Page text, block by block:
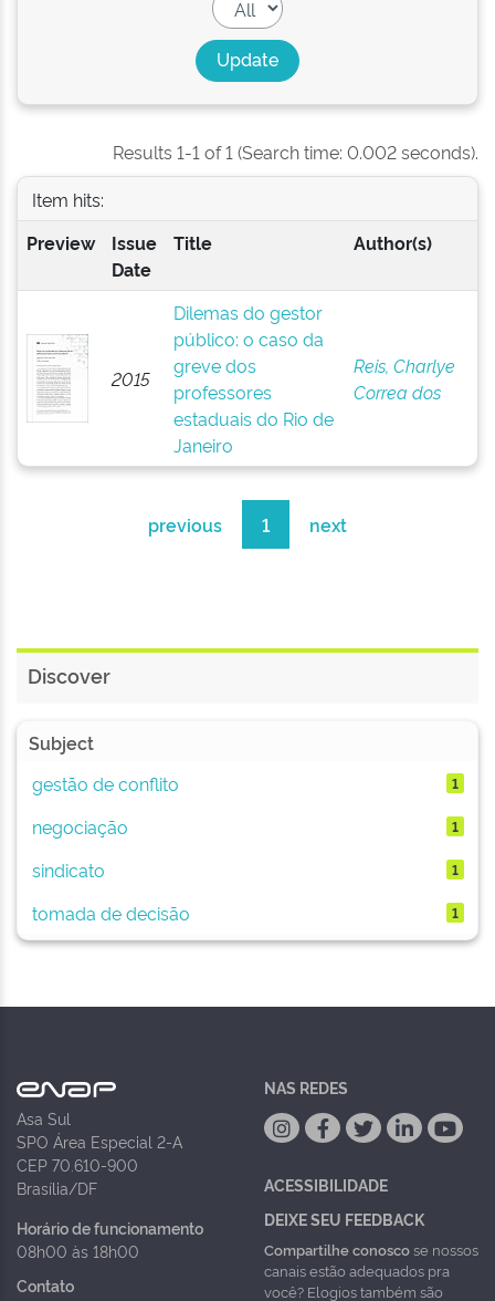
Results 1-1 of 1 (Search time: 0.002 seconds).
Item hits:
Preview
Issue
Date
Title Author(s)
2015
Dilemas do gestor
público: o caso da
greve dos
professores
estaduais do Rio de
Janeiro
Reis, Charlye
Correa dos
previous 1 next
Discover
Subject
gestão de conflito
1
negociação 1
sindicato 1
tomada de decisão 1
Asa Sul
SPO Área Especial 2-A
CEP 70.610-900
Brasília/DF
Horário de funcionamento
08h00 às 18h00
Contato
NAS REDES
ACESSIBILIDADE
DEIXE SEU FEEDBACK
Compartilhe conoscose nossos
canais estão adequados pra
você? Elogios também são